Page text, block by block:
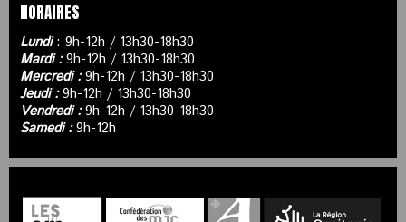
HORAIRES
Lundi: 9h-12h / 13h30-18h30
Mardi :9h-12h / 13h30-18h30
Mercredi :9h-12h / 13h30-18h30
Jeudi :9h-12h / 13h30-18h30
Vendredi :9h-12h / 13h30-18h30
Samedi :9h-12h